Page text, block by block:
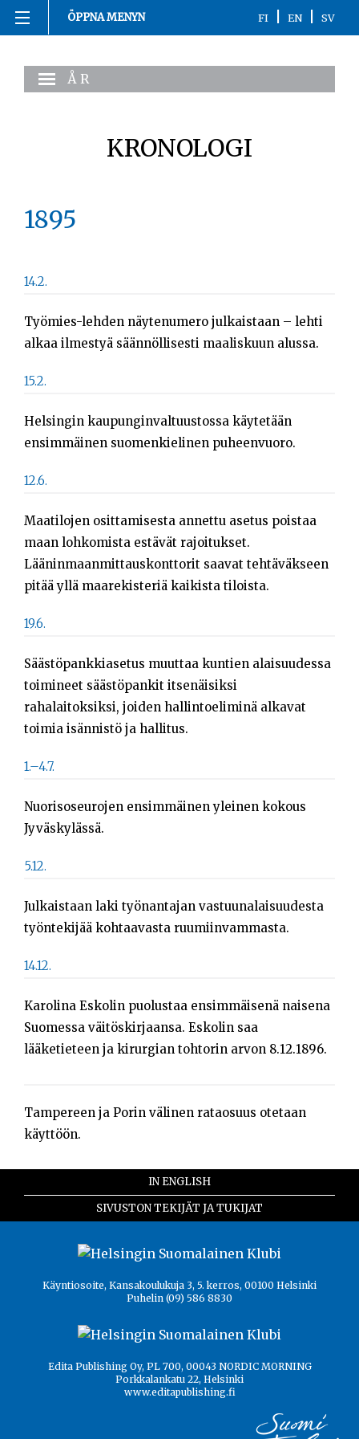
innehåll
ÖPPNA MENYN FI EN| SV
1863-1916
Personer
ÅR
KRONOLOGI
1895
14.2.
Työmies-lehden näytenumero julkaistaan – lehti
alkaa ilmestyä säännöllisesti maaliskuun alussa.
15.2.
Helsingin kaupunginvaltuustossa käytetään
ensimmäinen suomenkielinen puheenvuoro.
12.6.
Maatilojen osittamisesta annettu asetus poistaa
maan lohkomista estävät rajoitukset.
Lääninmaanmittauskonttorit saavat tehtäväkseen
pitää yllä maarekisteriä kaikista tiloista.
19.6.
Säästöpankkiasetus muuttaa kuntien alaisuudessa
toimineet säästöpankit itsenäisiksi
rahalaitoksiksi, joiden hallintoeliminä alkavat
toimia isännistö ja hallitus.
1.–4.7.
Nuorisoseurojen ensimmäinen yleinen kokous
Jyväskylässä.
5.12.
Julkaistaan laki työnantajan vastuunalaisuudesta
työntekijää kohtaavasta ruumiinvammasta.
14.12.
Karolina Eskolin puolustaa ensimmäisenä naisena
Suomessa väitöskirjaansa. Eskolin saa
lääketieteen ja kirurgian tohtorin arvon 8.12.1896.
Tampereen ja Porin välinen rataosuus otetaan
käyttöön.
IN ENGLISH
SIVUSTON TEKIJÄT JA TUKIJAT
Käyntiosoite, Kansakoulukuja 3, 5. kerros, 00100 Helsinki
Puhelin (09) 586 8830
Edita Publishing Oy, PL 700, 00043 NORDIC MORNING
Porkkalankatu 22, Helsinki
www.editapublishing.fi